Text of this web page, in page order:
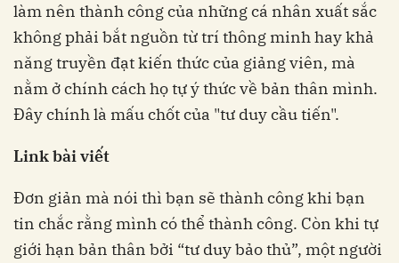
làm nên thành công của những cá nhân xuất sắc
không phải bắt nguồn từ trí thông minh hay khả
năng truyền đạt kiến thức của giảng viên, mà
nằm ở chính cách họ tự ý thức về bản thân mình.
Đây chính là mấu chốt của "tư duy cầu tiến".
Link bài viết
Đơn giản mà nói thì bạn sẽ thành công khi bạn
tin chắc rằng mình có thể thành công. Còn khi tự
giới hạn bản thân bởi “tư duy bảo thủ”, một người